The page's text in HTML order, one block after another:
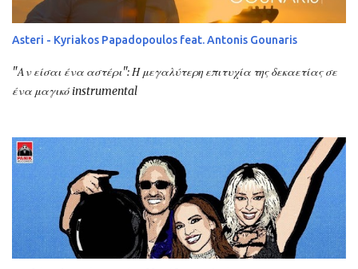
Asteri - Kyriakos Papadopoulos feat. Antonis Gounaris
"Αν είσαι ένα αστέρι": Η μεγαλύτερη επιτυχία της δεκαετίας σε
ένα μαγικό instrumental